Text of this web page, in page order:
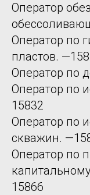
Оператор
Оператор по
пластов.
Оператор по
Оператор по
15832
Оператор по
скважин.
Оператор по
15866